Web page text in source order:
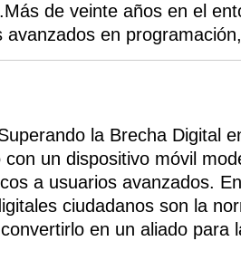
de veinte años en el
avanzados en
la Brecha Digital
un dispositivo móvil
a usuarios avanzados.
ciudadanos son la
en un aliado para